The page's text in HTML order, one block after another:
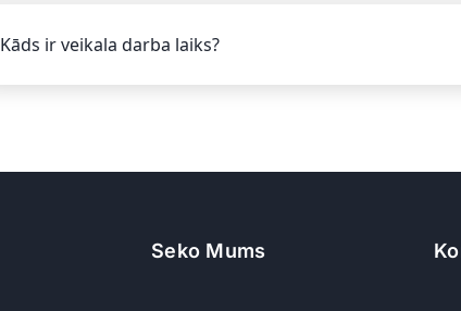
Kāds ir veikala darba laiks?
Seko Mums